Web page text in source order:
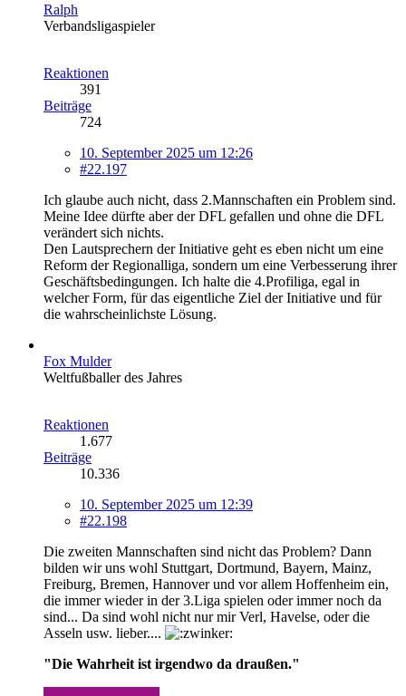
Ralph
Verbandsligaspieler
Reaktionen
391
Beiträge
724
10. September 2025 um 12:26
#22.197
Ich glaube auch nicht, dass 2.Mannschaften ein Problem sind.
Meine Idee dürfte aber der DFL gefallen und ohne die DFL
verändert sich nichts.
Den Lautsprechern der Initiative geht es eben nicht um eine
Reform der Regionalliga, sondern um eine Verbesserung ihrer
Geschäftsbedingungen. Ich halte die 4.Profiliga, egal in
welcher Form, für das eigentliche Ziel der Initiative und für
die wahrscheinlichste Lösung.
Fox Mulder
Weltfußballer des Jahres
Reaktionen
1.677
Beiträge
10.336
10. September 2025 um 12:39
#22.198
Die zweiten Mannschaften sind nicht das Problem? Dann
bilden wir uns wohl Stuttgart, Dortmund, Bayern, Mainz,
Freiburg, Bremen, Hannover und vor allem Hoffenheim ein,
die immer wieder in der 3.Liga spielen oder immer noch da
sind... Da sind wohl nicht nur mir Verl, Havelse, oder die
Asseln usw. lieber....
"Die Wahrheit ist irgendwo da draußen."